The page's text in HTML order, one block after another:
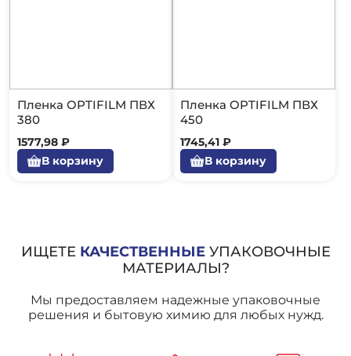
Пленка OPTIFILM ПВХ
380
1577,98 ₽
В корзину
Пленка OPTIFILM ПВХ
450
1745,41 ₽
В корзину
ИЩЕТЕ КАЧЕСТВЕННЫЕУПАКОВОЧНЫЕ
МАТЕРИАЛЫ?
Мы предоставляем надежные упаковочные
решения и бытовую химию для любых нужд.